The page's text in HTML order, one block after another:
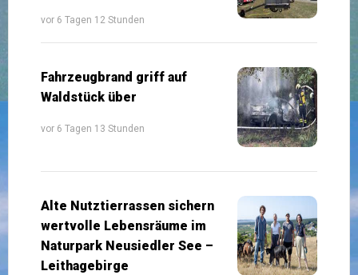
vor 6 Tagen 12 Stunden
Fahrzeugbrand griff auf
Waldstück über
vor 6 Tagen 13 Stunden
Alte Nutztierrassen sichern
wertvolle Lebensräume im
Naturpark Neusiedler See –
Leithagebirge